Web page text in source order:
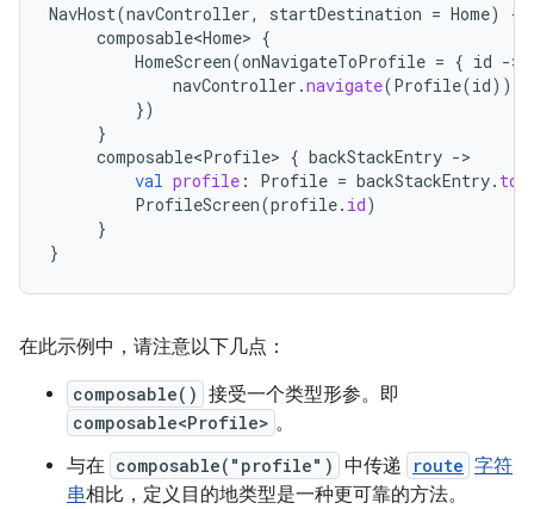
NavHost(navController, startDestination = Home)
{
composable<Home> {
HomeScreen(onNavigateToProfile = { id -
navController .navigate(Profile(id))
})
}
composable<Profile> { backStackEntry -
val profile : Profile = backStackEntry.
ProfileScreen(profile. id)
}
}
在此示例中，请注意以下几点：
composable() 接受一个类型形参。即
composable<Profile> 。
与在 composable("profile") 中传递 route 字符
串相比，定义目的地类型是一种更可靠的方法。